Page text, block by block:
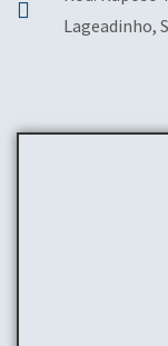
Lageadinho,